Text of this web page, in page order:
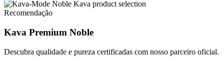
Recomendação
Kava Premium Noble
Descubra qualidade e pureza certificadas com nosso parceiro oficial.